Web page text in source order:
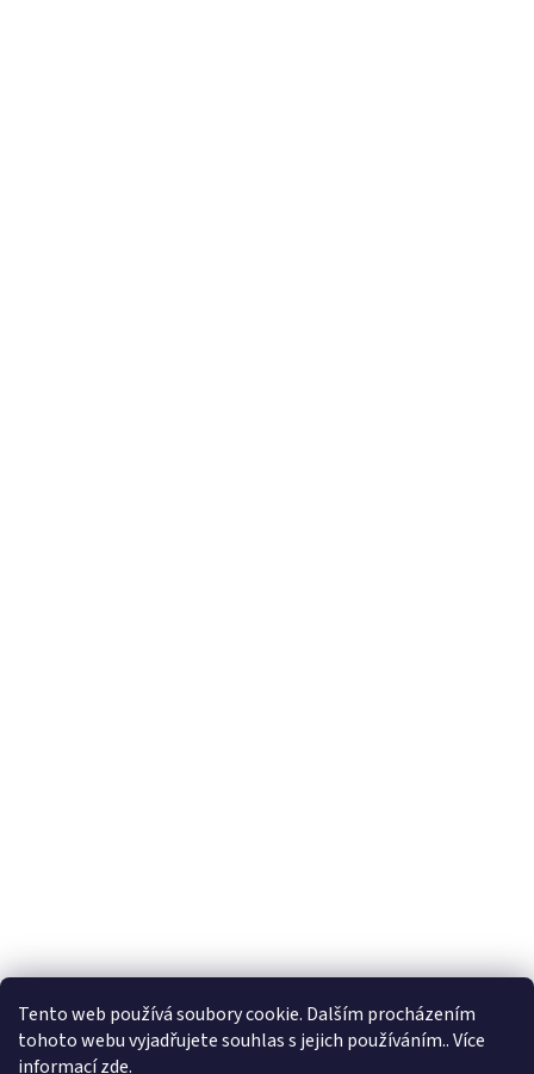
Tento web používá soubory cookie. Dalším procházením
tohoto webu vyjadřujete souhlas s jejich používáním.. Více
informacízde.